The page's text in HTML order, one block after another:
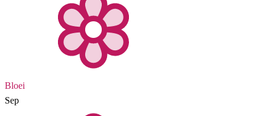
Bloei
Sep